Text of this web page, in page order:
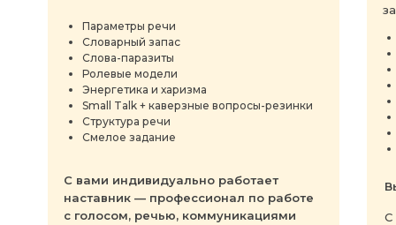
Параметры речи
Словарный запас
Слова-паразиты
Ролевые модели
Энергетика и харизма
Small Talk + каверзные вопросы-резинки
Структура речи
Смелое задание
С вами индивидуально работает
наставник — профессионал по работе
с голосом, речью, коммуникациями
С